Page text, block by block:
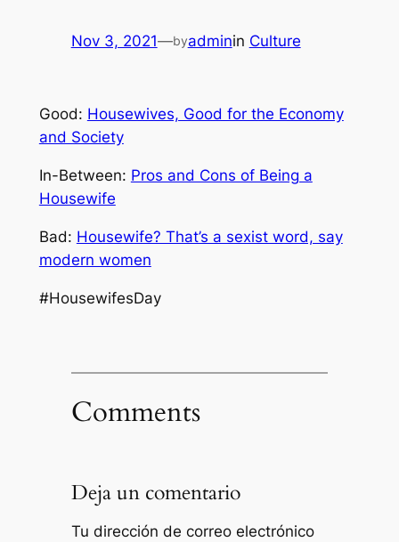
Nov 3, 2021—byadminin Culture
Good: Housewives, Good for the Economy
and Society
In-Between: Pros and Cons of Being a
Housewife
Bad: Housewife? That’s a sexist word, say
modern women
#HousewifesDay
Comments
Deja un comentario
Tu dirección de correo electrónico